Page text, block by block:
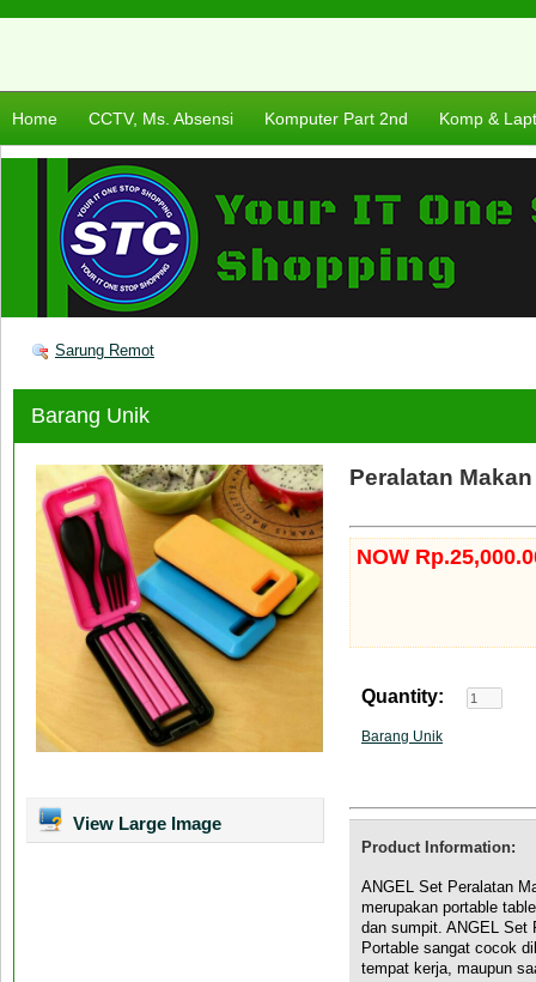
Home CCTV, Ms. Absensi Komputer Part 2nd Komp &
Sarung Remot
Barang Unik
View Large Image
Peralatan
NOW
Quantity:
Barang Unik
Product Information:
ANGEL Set Peralatan
merupakan portable
dan sumpit. ANGEL Set
Portable sangat cocok
tempat kerja, maupun